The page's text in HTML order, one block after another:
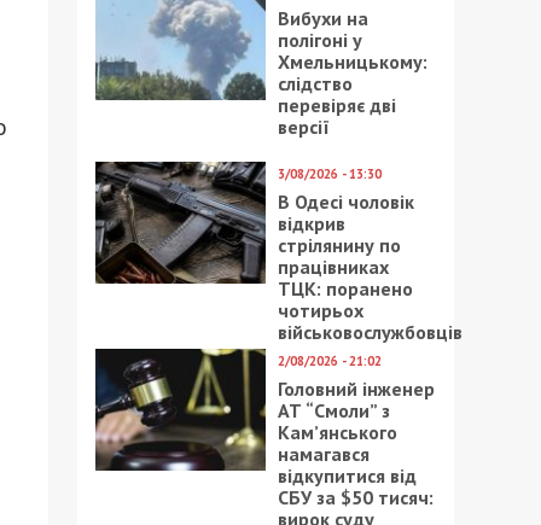
Вибухи на
полігоні у
Хмельницькому:
слідство
перевіряє дві
версії
3/08/2026 - 13:30
В Одесі чоловік
відкрив
стрілянину по
працівниках
ТЦК: поранено
чотирьох
військовослужбовців
2/08/2026 - 21:02
Головний інженер
АТ “Смоли” з
Кам’янського
намагався
відкупитися від
СБУ за $50 тисяч:
вирок суду